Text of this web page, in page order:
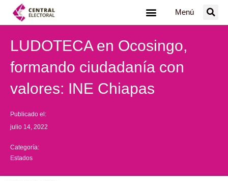
Menú
LUDOTECA en Ocosingo,
formando ciudadanía con
valores: INE Chiapas
Publicado el:
julio 14, 2022
Categoría:
Estados